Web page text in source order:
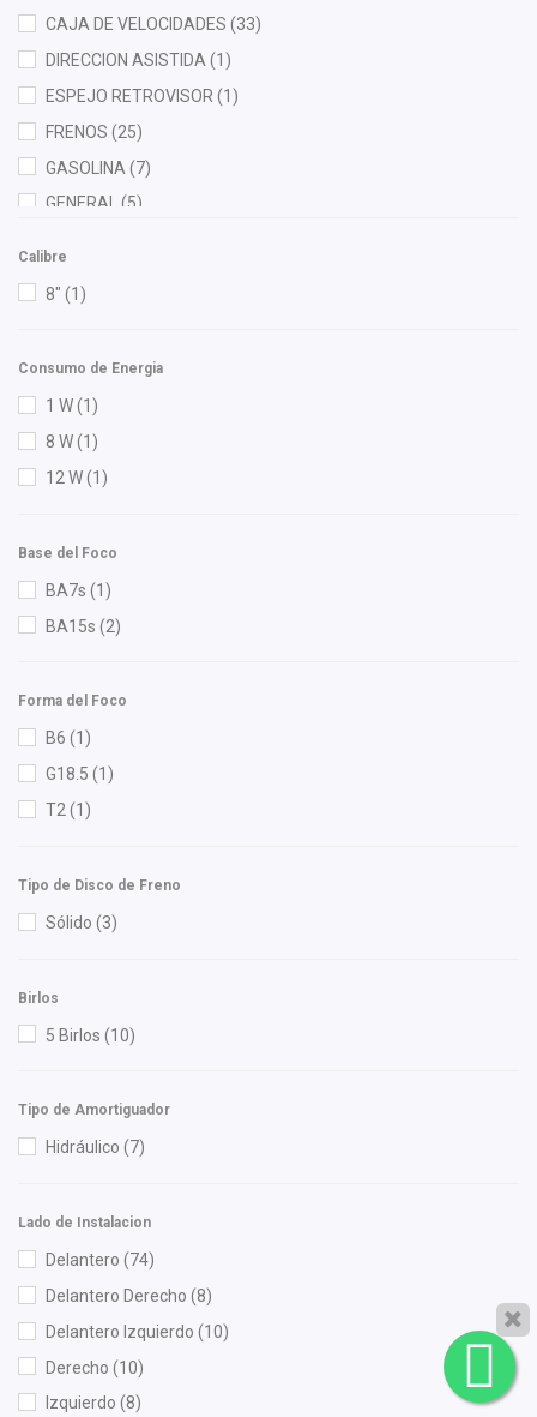
Cofana(2)
Contitech(1)
Corteco (3)
Cuna Encantada
Dai(10)
Diforza(4)
Febi (2)
FP(2)
Fritec(2)
GABRIEL
Gonher(7)
Good Go
GP1 Professional Parts
Herta (6)
High Filter
HO(4)
IAP(4)
Ingel(5)
Injetech(3)
Kemparts(1)
Mirsa Autopartes
CAJA DE VELOCIDADES (33)
DIRECCION ASISTIDA (1)
ESPEJO RETROVISOR (1)
FRENOS (25)
GASOLINA (7)
GENERAL (5)
Calibre
8" (1)
Consumo de Energia
1 W(1)
8 W(1)
12 W(1)
Base del Foco
BA7s (1)
BA15s (2)
Forma del Foco
B6 (1)
G18.5 (1)
T2 (1)
Tipo de Disco de Freno
Sólido (3)
Birlos
5 Birlos (10)
Tipo de Amortiguador
Hidráulico (7)
Lado de Instalacion
Delantero (74)
Delantero Derecho (8)
Delantero Izquierdo (10)
Derecho (10)
Izquierdo (8)